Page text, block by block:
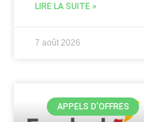
LIRE LA SUITE »
7 août 2026
APPELS D'OFFRES